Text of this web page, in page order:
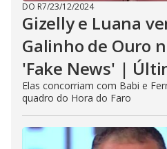
DO R7/23/12/2024
Gizelly e Luana
Galinho de Ouro
'Fake News' |
Elas concorriam com Babi e
quadro do Hora do Faro